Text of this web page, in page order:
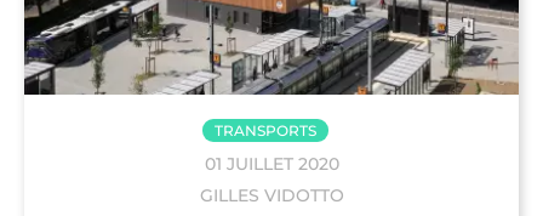
TRANSPORTS
01 JUILLET 2020
GILLES VIDOTTO